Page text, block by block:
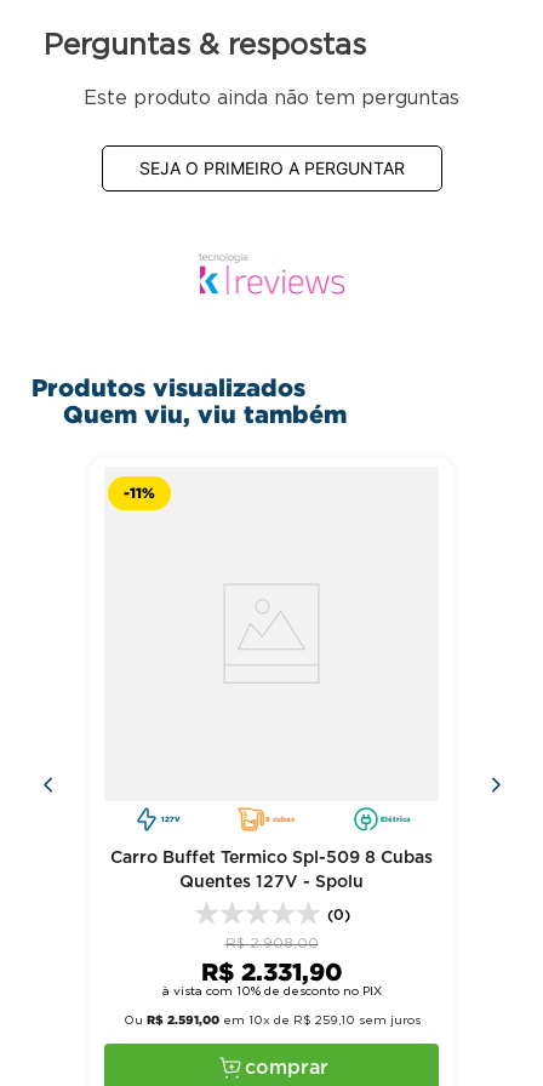
Perguntas & respostas
Este produto ainda não tem perguntas
SEJA O PRIMEIRO A PERGUNTAR
Produtos visualizados
Quem viu, viu também
-11%
127V 8 cubas Elétrica
Carro Buffet Termico Spl-509 8 Cubas
Quentes 127V - Spolu
(0)
R$ 2.908,00
R$ 2.331,90
à vista com 10% de desconto no PIX
Ou R$ 2.591,00em 10x de R$ 259 ,10 sem juros
comprar